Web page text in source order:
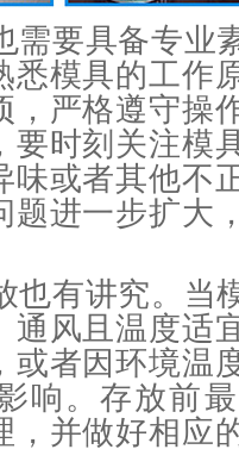
需要具备专业
悉模具的工作
，严格遵守操
要时刻关注模
味或者其他不
题进一步扩大
也有讲究。当
通风且温度适
或者因环境温
响。存放前
，并做好相应